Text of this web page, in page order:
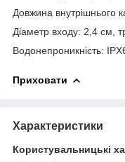
Довжина внутрішнього
Діаметр входу: 2,4 см,
Водонепроникність:
Приховати
Характеристики
Користувальницькі